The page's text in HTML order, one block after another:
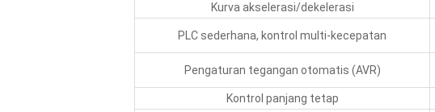
Kurva akselerasi/dekelerasi
PLC sederhana, kontrol multi-kecepatan
Pengaturan tegangan otomatis (AVR)
Kontrol panjang tetap